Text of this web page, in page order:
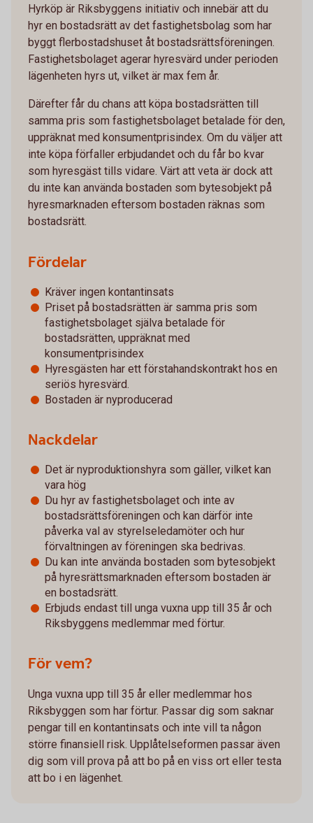
Hyrköp är Riksbyggens initiativ och innebär att du
hyr en bostadsrätt av det fastighetsbolag som har
byggt flerbostadshuset åt bostadsrättsföreningen.
Fastighetsbolaget agerar hyresvärd under perioden
lägenheten hyrs ut, vilket är max fem år.
Därefter får du chans att köpa bostadsrätten till
samma pris som fastighetsbolaget betalade för den,
uppräknat med konsumentprisindex. Om du väljer att
inte köpa förfaller erbjudandet och du får bo kvar
som hyresgäst tills vidare. Värt att veta är dock att
du inte kan använda bostaden som bytesobjekt på
hyresmarknaden eftersom bostaden räknas som
bostadsrätt.
Fördelar
Kräver ingen kontantinsats
Priset på bostadsrätten är samma pris som
fastighetsbolaget själva betalade för
bostadsrätten, uppräknat med
konsumentprisindex
Hyresgästen har ett förstahandskontrakt hos en
seriös hyresvärd.
Bostaden är nyproducerad
Nackdelar
Det är nyproduktionshyra som gäller, vilket kan
vara hög
Du hyr av fastighetsbolaget och inte av
bostadsrättsföreningen och kan därför inte
påverka val av styrelseledamöter och hur
förvaltningen av föreningen ska bedrivas.
Du kan inte använda bostaden som bytesobjekt
på hyresrättsmarknaden eftersom bostaden är
en bostadsrätt.
Erbjuds endast till unga vuxna upp till 35 år och
Riksbyggens medlemmar med förtur.
För vem?
Unga vuxna upp till 35 år eller medlemmar hos
Riksbyggen som har förtur. Passar dig som saknar
pengar till en kontantinsats och inte vill ta någon
större finansiell risk. Upplåtelseformen passar även
dig som vill prova på att bo på en viss ort eller testa
att bo i en lägenhet.